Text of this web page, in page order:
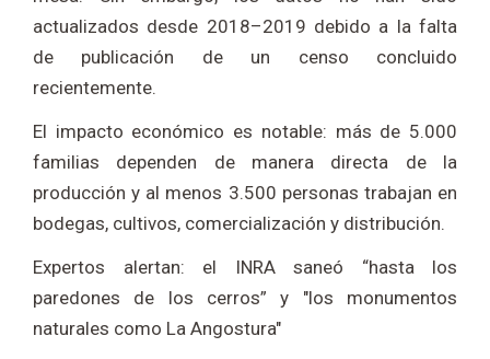
actualizados desde 2018–2019 debido a la falta
de publicación de un censo concluido
recientemente.
El impacto económico es notable: más de 5.000
familias dependen de manera directa de la
producción y al menos 3.500 personas trabajan en
bodegas, cultivos, comercialización y distribución.
Expertos alertan: el INRA saneó “hasta los
paredones de los cerros” y "los monumentos
naturales como La Angostura"